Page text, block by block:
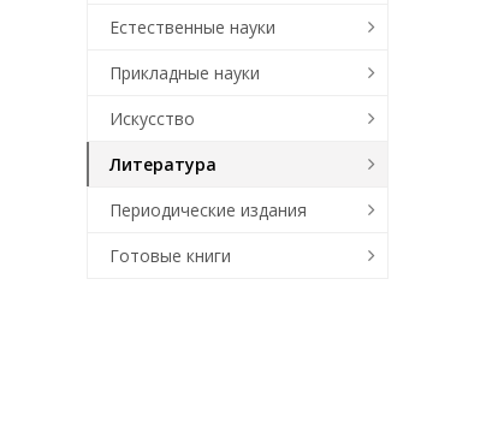
Естественные науки
Прикладные науки
Искусство
Литература
Периодические издания
Готовые книги